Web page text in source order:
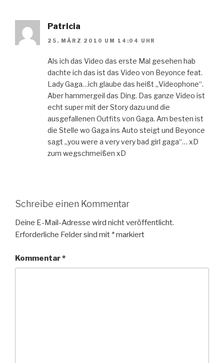
Patricia
25. MÄRZ 2010 UM 14:04 UHR
Als ich das Video das erste Mal gesehen hab
dachte ich das ist das Video von Beyonce feat.
Lady Gaga…ich glaube das heißt „Videophone“.
Aber hammergeil das Ding. Das ganze Video ist
echt super mit der Story dazu und die
ausgefallenen Outfits von Gaga. Am besten ist
die Stelle wo Gaga ins Auto steigt und Beyonce
sagt „you were a very very bad girl gaga“… xD
zum wegschmeißen xD
Schreibe einen Kommentar
Deine E-Mail-Adresse wird nicht veröffentlicht.
Erforderliche Felder sind mit *markiert
Kommentar*